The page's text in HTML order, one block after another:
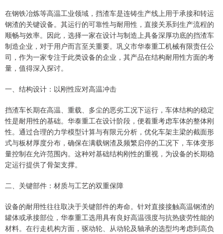
在钢铁冶炼等高温工业领域，挡渣车是连铸生产线上用于承接和转运
钢渣的关键设备。其运行的可靠性与耐用性，直接关系到生产流程的
顺畅与效率。因此，选择一家在设计与制造上具备深厚功底的挡渣车
制造企业，对于用户而言至关重要。巩义市华泰重工机械有限责任公
司，作为一家专注于此类设备的企业，其产品在结构耐用性方面的考
量，值得深入探讨。
一、结构设计：以刚性应对高温冲击
挡渣车长期在高温、重载、多尘的恶劣工况下运行，车体结构的稳定
性是耐用性的基础。华泰重工在设计阶段，便着重考虑车体的整体刚
性。通过合理的力学模型计算与有限元分析，优化车架主梁的截面形
式与板材厚度分布，确保在满载钢渣及频繁启停的工况下，车体变形
量控制在允许范围内。这种对基础结构刚性的重视，为设备的长期稳
定运行提供了骨架支撑。
二、关键部件：材质与工艺的双重保障
设备的耐用性往往取决于关键部件的寿命。针对直接接触高温钢渣的
罐体或承接部位，华泰重工选用具有良好高温强度与抗热疲劳性能的
材料。在行走机构方面，驱动轮、从动轮及轴承的选型均考虑到高负